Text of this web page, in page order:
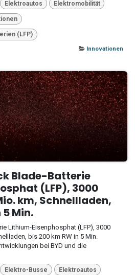
Elektroautos Elektromobilität
(LFP)
Innovationen
Blade-Batterie
(LFP), 3000
km, Schnellladen,
5 Min.
Lithium-Eisenphosphat (LFP), 3000
bis 200 km RW in 5 Min.
bei BYD und die
Elektro-Busse Elektroautos